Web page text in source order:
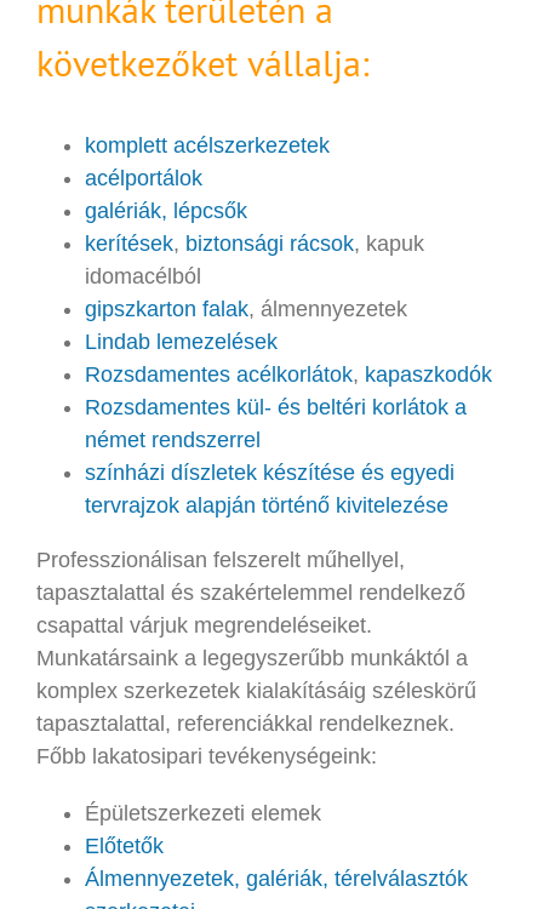
munkák területén a
következőket vállalja:
komplett acélszerkezetek
acélportálok
galériák, lépcsők
kerítések, biztonsági rácsok, kapuk
idomacélból
gipszkarton falak, álmennyezetek
Lindab lemezelések
Rozsdamentes acélkorlátok, kapaszkodók
Rozsdamentes kül- és beltéri korlátok a
német rendszerrel
színházi díszletek készítése és egyedi
tervrajzok alapján történő kivitelezése
Professzionálisan felszerelt műhellyel,
tapasztalattal és szakértelemmel rendelkező
csapattal várjuk megrendeléseiket.
Munkatársaink a legegyszerűbb munkáktól a
komplex szerkezetek kialakításáig széleskörű
tapasztalattal, referenciákkal rendelkeznek.
Főbb lakatosipari tevékenységeink:
Épületszerkezeti elemek
Előtetők
Álmennyezetek, galériák, térelválasztók